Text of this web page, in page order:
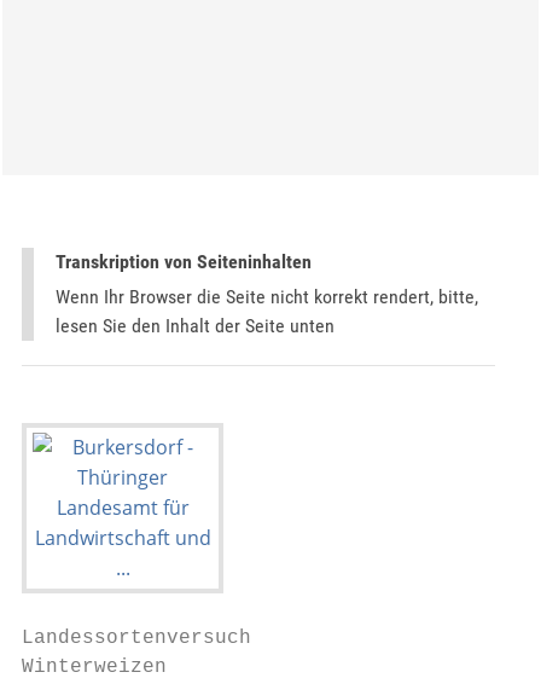
Transkription von Seiteninhalten
Wenn Ihr Browser die Seite nicht korrekt rendert, bitte,
lesen Sie den Inhalt der Seite unten
Landessortenversuch
Winterweizen